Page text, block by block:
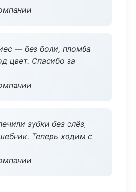
— без боли, пломба
цвет. Спасибо за
зубки без слёз,
Теперь ходим с